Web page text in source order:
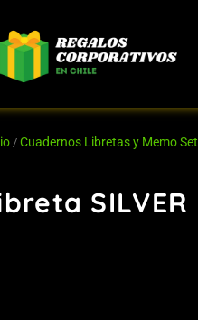
/ Cuadernos Libretas y Memo Set
SILVER